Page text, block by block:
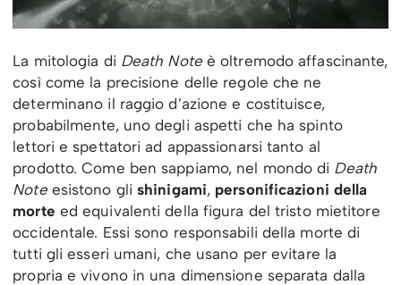
La mitologia di Death Note è oltremodo affascinante,
così come la precisione delle regole che ne
determinano il raggio d’azione e costituisce,
probabilmente, uno degli aspetti che ha spinto
lettori e spettatori ad appassionarsi tanto al
prodotto. Come ben sappiamo, nel mondo di Death
Note esistono glishinigami, personificazioni della
morte ed equivalenti della figura del tristo mietitore
occidentale. Essi sono responsabili della morte di
tutti gli esseri umani, che usano per evitare la
propria e vivono in una dimensione separata dalla